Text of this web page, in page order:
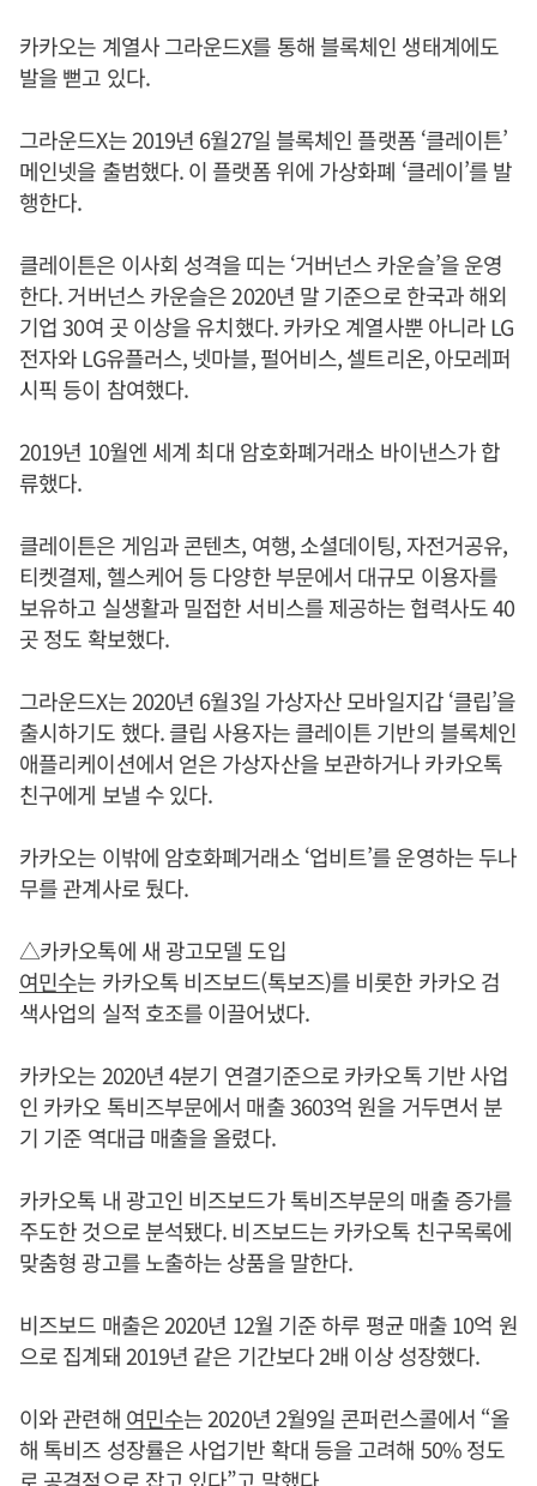
카카오는 계열사 그라운드X를 통해 블록체인 생태계에도
발을 뻗고 있다.
그라운드X는 2019년 6월27일 블록체인 플랫폼 ‘클레이튼’
메인넷을 출범했다. 이 플랫폼 위에 가상화폐 ‘클레이’를 발
행한다.
클레이튼은 이사회 성격을 띠는 ‘거버넌스 카운슬’을 운영
한다. 거버넌스 카운슬은 2020년 말 기준으로 한국과 해외
기업 30여 곳 이상을 유치했다. 카카오 계열사뿐 아니라 LG
전자와 LG유플러스, 넷마블, 펄어비스, 셀트리온, 아모레퍼
시픽 등이 참여했다.
2019년 10월엔 세계 최대 암호화폐거래소 바이낸스가 합
류했다.
클레이튼은 게임과 콘텐츠, 여행, 소셜데이팅, 자전거공유,
티켓결제, 헬스케어 등 다양한 부문에서 대규모 이용자를
보유하고 실생활과 밀접한 서비스를 제공하는 협력사도 40
곳 정도 확보했다.
그라운드X는 2020년 6월3일 가상자산 모바일지갑 ‘클립’을
출시하기도 했다. 클립 사용자는 클레이튼 기반의 블록체인
애플리케이션에서 얻은 가상자산을 보관하거나 카카오톡
친구에게 보낼 수 있다.
카카오는 이밖에 암호화폐거래소 ‘업비트’를 운영하는 두나
무를 관계사로 뒀다.
△카카오톡에 새 광고모델 도입
여민수는 카카오톡 비즈보드(톡보즈)를 비롯한 카카오 검
색사업의 실적 호조를 이끌어냈다.
카카오는 2020년 4분기 연결기준으로 카카오톡 기반 사업
인 카카오 톡비즈부문에서 매출 3603억 원을 거두면서 분
기 기준 역대급 매출을 올렸다.
카카오톡 내 광고인 비즈보드가 톡비즈부문의 매출 증가를
주도한 것으로 분석됐다. 비즈보드는 카카오톡 친구목록에
맞춤형 광고를 노출하는 상품을 말한다.
비즈보드 매출은 2020년 12월 기준 하루 평균 매출 10억 원
으로 집계돼 2019년 같은 기간보다 2배 이상 성장했다.
이와 관련해 여민수는 2020년 2월9일 콘퍼런스콜에서 “올
해 톡비즈 성장률은 사업기반 확대 등을 고려해 50% 정도